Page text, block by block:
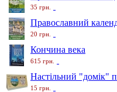
35 грн.
Православний
20 грн.
Кончина века
615 грн.
Настільний "домік"
15 грн.